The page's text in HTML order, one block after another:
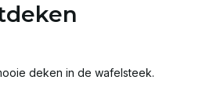
deken in de wafelsteek.